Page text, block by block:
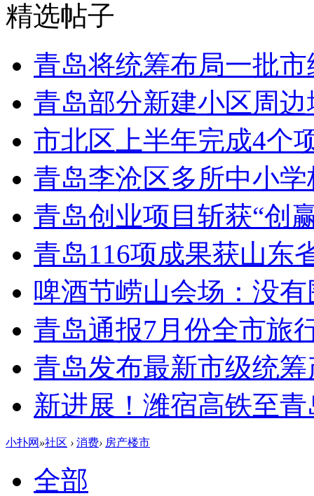
精选帖子
青岛将统筹布局一批市
青岛部分新建小区周
市北区上半年完成4个
青岛李沧区多所中小
青岛创业项目斩获“创
青岛116项成果获山东
啤酒节崂山会场：没有
青岛通报7月份全市旅
青岛发布最新市级统
新进展！潍宿高铁至
小扑网 »社区 › 消费› 房产楼市
全部